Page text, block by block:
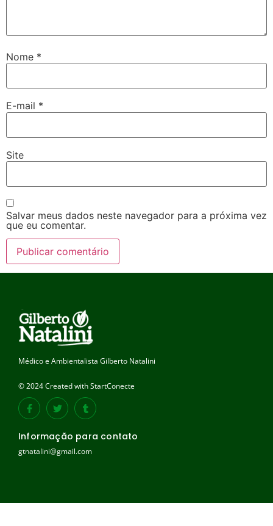
Nome *
E-mail *
Site
Salvar meus dados neste navegador para a próxima vez
que eu comentar.
Médico e Ambientalista Gilberto Natalini
© 2024 Created with StartConecte
Informação para contato
gtnatalini@gmail.com